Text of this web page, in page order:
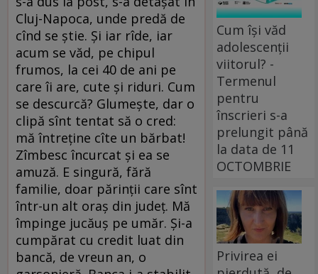
Cluj-Napoca, unde predă de
cînd se ştie. Şi iar rîde, iar
acum se văd, pe chipul
frumos, la cei 40 de ani pe
care îi are, cute şi riduri. Cum
se descurcă? Glumeşte, dar o
clipă sînt tentat să o cred:
mă întreţine cîte un bărbat!
Zîmbesc încurcat şi ea se
amuză. E singură, fără
familie, doar părinţii care sînt
într-un alt oraş din judeţ. Mă
împinge jucăuş pe umăr. Şi-a
cumpărat cu credit luat din
bancă, de vreun an, o
Cum își văd
adolescenții
viitorul? -
Termenul
pentru
înscrieri s-a
prelungit până
la data de 11
OCTOMBRIE
Privirea ei